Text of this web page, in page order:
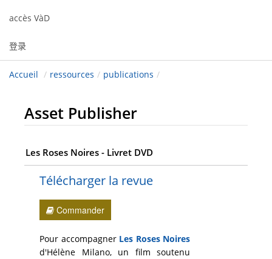
accès VàD
登录
Accueil / ressources / publications /
Asset Publisher
Les Roses Noires - Livret DVD
Télécharger la revue
Commander
Pour accompagner Les Roses Noires
d'Hélène Milano, un film soutenu